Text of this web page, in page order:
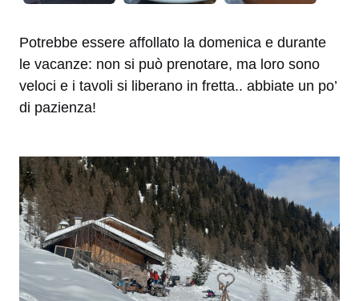
Potrebbe essere affollato la domenica e durante
le vacanze: non si può prenotare, ma loro sono
veloci e i tavoli si liberano in fretta.. abbiate un po’
di pazienza!